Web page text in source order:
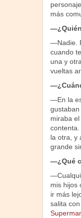
más
—Nadie.
cuando
una y
vueltas
—En la
miraba
la otra, y
grande
—¿Qué
mis hijos
ir más
salita